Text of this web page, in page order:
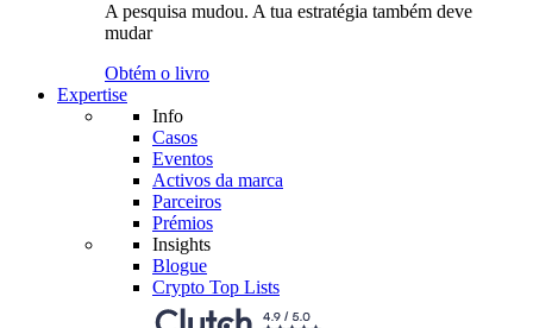
A pesquisa mudou. A tua estratégia também deve
mudar
Obtém o livro
Expertise
Info
Casos
Eventos
Activos da marca
Parceiros
Prémios
Insights
Blogue
Crypto Top Lists